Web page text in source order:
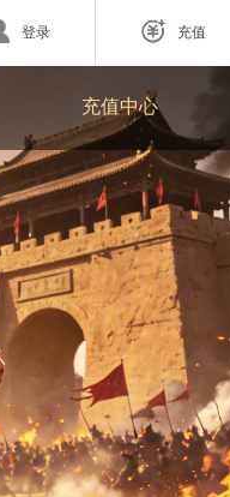
充值
登录
北欧战纪】北欧神话为世界观
小体量好上手
网页游戏
ZAZA超级英雄
充值中心
游戏充值
充值帮助